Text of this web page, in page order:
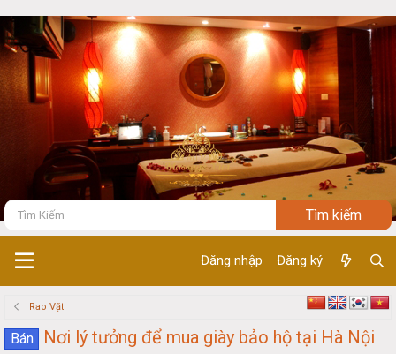
Đăng nhập Đăng ký
Rao Vặt
Bán Nơi lý tưởng để mua giày bảo hộ tại Hà Nội